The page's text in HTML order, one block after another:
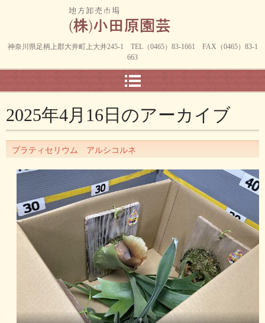
神奈川県足柄上郡大井町上大井245-1 TEL（0465）83-1661 FAX（0465）83-1
663
2025年4月16日 のアーカイブ
プラティセリウム アルシコルネ